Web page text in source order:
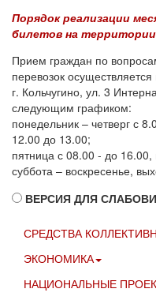
Порядок реализации
билетов на
Прием граждан по
перевозок
г. Кольчугино, ул. 3
следующим графиком:
понедельник – четверг с
12.00 до 13.00;
пятница с 08.00 - до
суббота – воскресенье,
ВЕРСИЯ ДЛЯ
СРЕДСТВА
ЭКОНОМИКА
НАЦИОНАЛЬНЫЕ